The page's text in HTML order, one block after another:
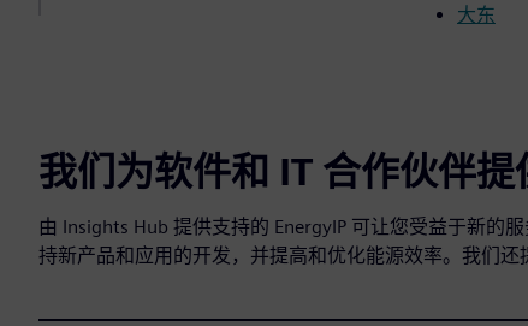
大东
我们为软件和 IT 合作伙伴提
由 Insights Hub 提供支持的 EnergyIP 可让您受益于新的
持新产品和应用的开发，并提高和优化能源效率。我们还